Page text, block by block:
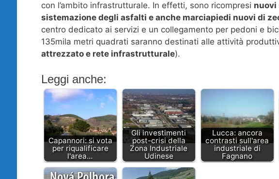
con l’ambito infrastrutturale. In effetti, sono ricompresi nuovi
sistemazione degli asfalti e anche marciapiedi nuovi di
centro dedicato ai servizi e un collegamento per pedoni e
135mila metri quadrati saranno destinati alle attività
attrezzato e rete infrastrutturale).
Leggi anche:
Capannori: si vota
per riqualificare
l'area…
Gli investimenti
post-crisi della
Zona Industriale
Udinese
Lucca: ancora
contrasti sull'area
industriale di
Fagnano